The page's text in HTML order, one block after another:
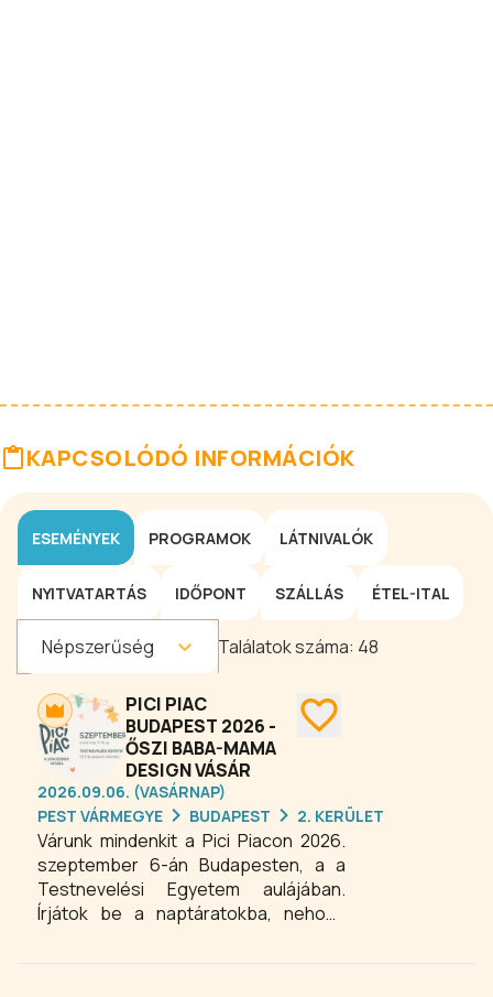
KAPCSOLÓDÓ INFORMÁCIÓK
ESEMÉNYEK PROGRAMOK LÁTNIVALÓK
NYITVATARTÁS IDŐPONT SZÁLLÁS ÉTEL-ITAL
Népszerűség Találatok száma: 48
PICI PIAC
BUDAPEST 2026 -
ŐSZI BABA-MAMA
DESIGN VÁSÁR
2026.09.06. (VASÁRNAP)
PEST VÁRMEGYE
BUDAPEST 2. KERÜLET
Várunk mindenkit a Pici Piacon 2026.
szeptember 6-án Budapesten, a a
Testnevelési Egyetem aulájában.
Írjátok be a naptáratokba, nehogy
mama-gyerek dizájn vásáráról, ahol a